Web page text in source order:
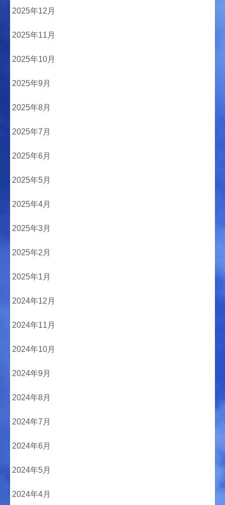
2025年12月
2025年11月
2025年10月
2025年9月
2025年8月
2025年7月
2025年6月
2025年5月
2025年4月
2025年3月
2025年2月
2025年1月
2024年12月
2024年11月
2024年10月
2024年9月
2024年8月
2024年7月
2024年6月
2024年5月
2024年4月